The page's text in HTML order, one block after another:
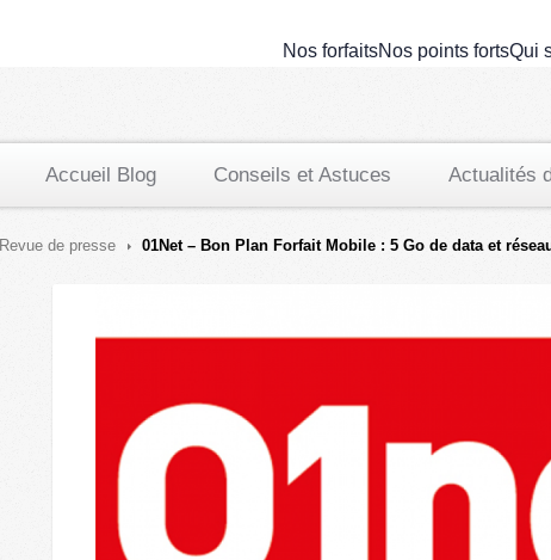
Nos forfaitsNos points fortsQui
Accueil Blog Conseils et Astuces Actualités
Revue de presse 01Net – Bon Plan Forfait Mobile : 5 Go de data et